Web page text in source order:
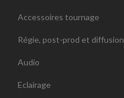
Accessoires tournage
Régie, post-prod et diffusion
Audio
Eclairage